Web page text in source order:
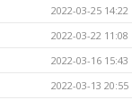
2022-03-25 14:22
2022-03-22 11:08
2022-03-16 15:43
2022-03-13 20:55